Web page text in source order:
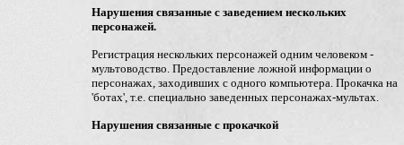
Нарушения связанные с заведением нескольких
персонажей.
Регистрация нескольких персонажей одним человеком -
мультоводство. Предоставление ложной информации о
персонажах, заходивших с одного компьютера. Прокачка на
'ботах', т.е. специально заведенных персонажах-мультах.
Нарушения связанные с прокачкой